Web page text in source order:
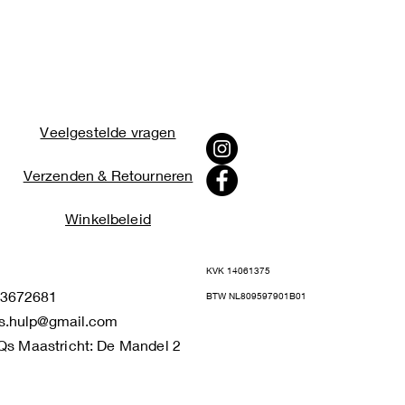
KVK 14061375
BTW NL809597901B01
Veelgestelde vragen
Verzenden & Retourneren
Winkelbeleid
Maastricht: De Mandel 2